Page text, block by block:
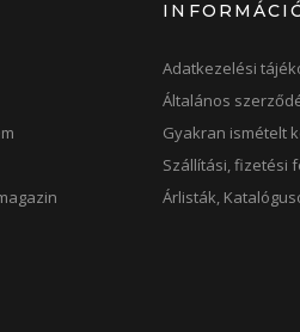
Adatkezelési
Általános
Gyakran ismételt
Szállítási, fizetési
Árlisták,